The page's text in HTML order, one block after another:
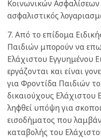
Κοινωνικών
ασφαλιστικός
7. Από το επίδομα
Παιδιών μπορούν να
Ελάχιστου Εγγυημένου
εργάζονται και είναι
για Φροντίδα Παιδιών
δικαιούχους Ελάχιστου
ληφθεί υπόψη για
εισοδήματος που
καταβολής του